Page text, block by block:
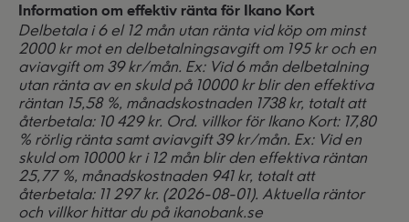
Information om effektiv ränta för Ikano Kort
Delbetala i 6 el 12 mån utan ränta vid köp om minst
2000 kr mot en delbetalningsavgift om 195 kr och en
aviavgift om 39 kr/mån. Ex: Vid 6 mån delbetalning
utan ränta av en skuld på 10000 kr blir den effektiva
räntan 15,58 %, månadskostnaden 1738 kr, totalt att
återbetala: 10 429 kr. Ord. villkor för Ikano Kort: 17,80
% rörlig ränta samt aviavgift 39 kr/mån. Ex: Vid en
skuld om 10000 kr i 12 mån blir den effektiva räntan
25,77 %, månadskostnaden 941 kr, totalt att
återbetala: 11 297 kr. (2026-08-01). Aktuella räntor
och villkor hittar du på ikanobank.se